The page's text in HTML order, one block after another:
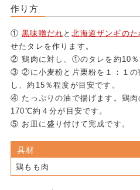
作り方
①黒味噌だれ と北海道ザンギのた
せたタレを作ります。
② 鶏肉に対し、①のタレを約10％
③ ②に小麦粉と片栗粉を１：１の
し、約15％程度が目安です。
④ たっぷりの油で揚げます。鶏肉
170℃約４分が目安です。
⑤ お皿に盛り付けて完成です。
具材
鶏もも肉